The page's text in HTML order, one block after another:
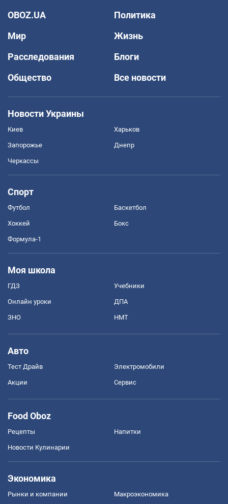
OBOZ.UA
Политика
Мир
Жизнь
Расследования
Блоги
Общество
Все новости
Новости Украины
Киев Харьков
Запорожье Днепр
Черкассы
Спорт
Футбол Баскетбол
Хоккей Бокс
Формула-1
Моя школа
ГДЗ Учебники
Онлайн уроки ДПА
ЗНО НМТ
Авто
Тест Драйв Электромобили
Акции Сервис
Food Oboz
Рецепты Напитки
Новости Кулинарии
Экономика
Рынки и компании Mакроэкономика